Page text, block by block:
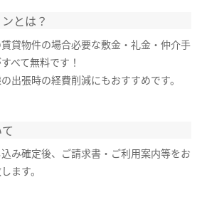
とは？
貸物件の場合必要な敷金・礼金・仲介手
べて無料です！
出張時の経費削減にもおすすめです。
み確定後、ご請求書・ご利用案内等をお
ます。